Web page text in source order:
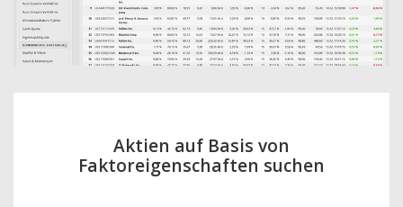
Aktien auf Basis von
Faktoreigenschaften suchen